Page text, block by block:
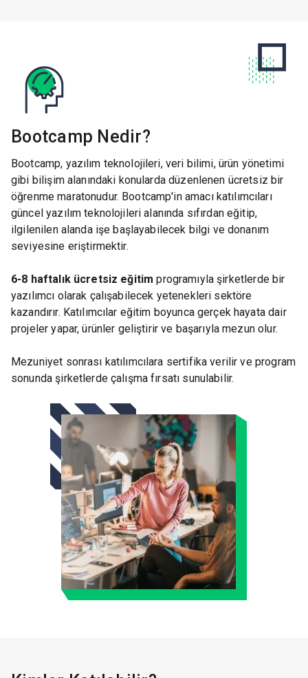
Bootcamp Nedir?
Bootcamp, yazılım teknolojileri, veri bilimi, ürün yönetimi
gibi bilişim alanındaki konularda düzenlenen ücretsiz bir
öğrenme maratonudur. Bootcamp'in amacı katılımcıları
güncel yazılım teknolojileri alanında sıfırdan eğitip,
ilgilenilen alanda işe başlayabilecek bilgi ve donanım
seviyesine eriştirmektir.
6-8 haftalık ücretsiz eğitim programıyla şirketlerde bir
yazılımcı olarak çalışabilecek yetenekleri sektöre
kazandırır. Katılımcılar eğitim boyunca gerçek hayata dair
projeler yapar, ürünler geliştirir ve başarıyla mezun olur.
Mezuniyet sonrası katılımcılara sertifika verilir ve program
sonunda şirketlerde çalışma fırsatı sunulabilir.